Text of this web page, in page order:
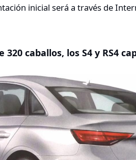
inicial será a través de
caballos, los S4 y RS4